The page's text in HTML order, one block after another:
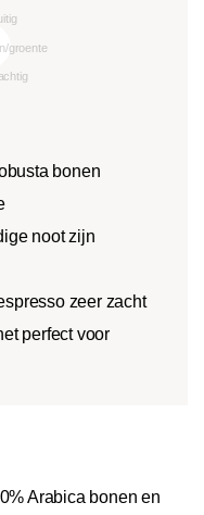
bonen
noot zijn
zeer zacht
perfect voor
Arabica bonen en